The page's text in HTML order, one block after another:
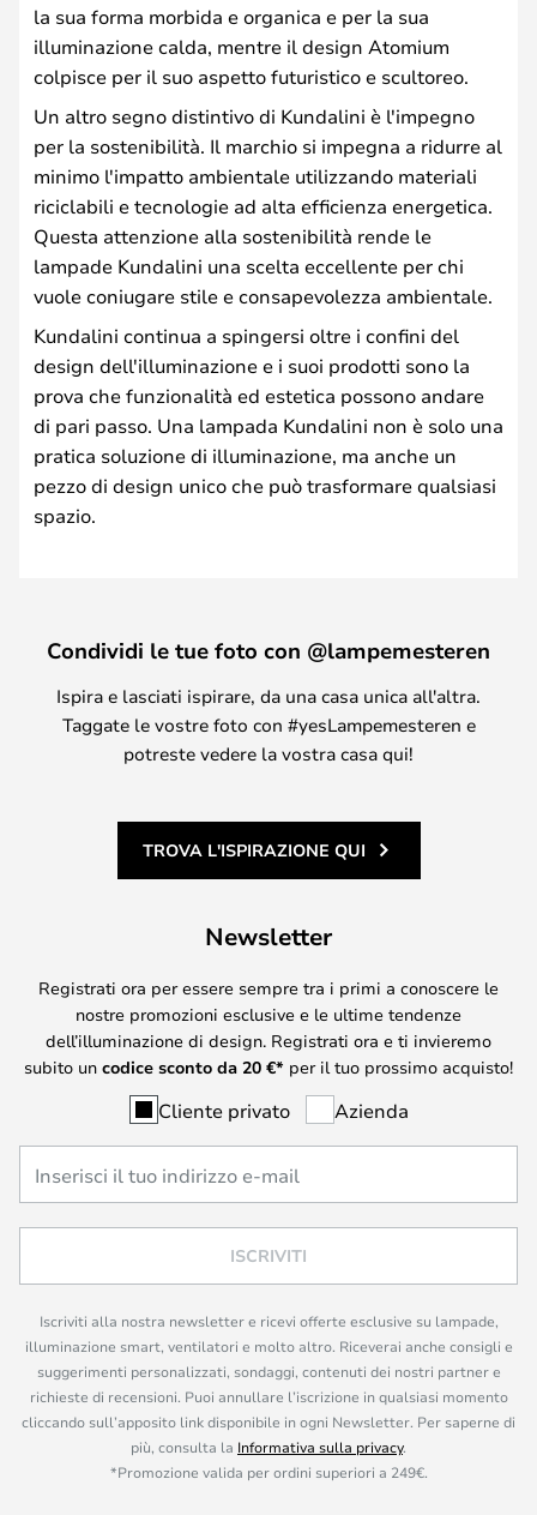
la sua forma morbida e organica e per la sua
illuminazione calda, mentre il design Atomium
colpisce per il suo aspetto futuristico e scultoreo.
Un altro segno distintivo di Kundalini è l'impegno
per la sostenibilità. Il marchio si impegna a ridurre al
minimo l'impatto ambientale utilizzando materiali
riciclabili e tecnologie ad alta efficienza energetica.
Questa attenzione alla sostenibilità rende le
lampade Kundalini una scelta eccellente per chi
vuole coniugare stile e consapevolezza ambientale.
Kundalini continua a spingersi oltre i confini del
design dell'illuminazione e i suoi prodotti sono la
prova che funzionalità ed estetica possono andare
di pari passo. Una lampada Kundalini non è solo una
pratica soluzione di illuminazione, ma anche un
pezzo di design unico che può trasformare qualsiasi
spazio.
Condividi le tue foto con @lampemesteren
Ispira e lasciati ispirare, da una casa unica all'altra.
Taggate le vostre foto con #yesLampemesteren e
potreste vedere la vostra casa qui!
TROVA L'ISPIRAZIONE QUI
Newsletter
Registrati ora per essere sempre tra i primi a conoscere le
nostre promozioni esclusive e le ultime tendenze
dell’illuminazione di design. Registrati ora e ti invieremo
subito un codice sconto da 20 €* per il tuo prossimo acquisto!
Cliente privato Azienda
ISCRIVITI
Iscriviti alla nostra newsletter e ricevi offerte esclusive su lampade,
illuminazione smart, ventilatori e molto altro. Riceverai anche consigli e
suggerimenti personalizzati, sondaggi, contenuti dei nostri partner e
richieste di recensioni. Puoi annullare l’iscrizione in qualsiasi momento
cliccando sull’apposito link disponibile in ogni Newsletter. Per saperne di
più, consulta la Informativa sulla privacy.
*Promozione valida per ordini superiori a 249€.